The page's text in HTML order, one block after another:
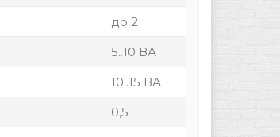
до 2
5..10 ВА
10..15 ВА
0,5